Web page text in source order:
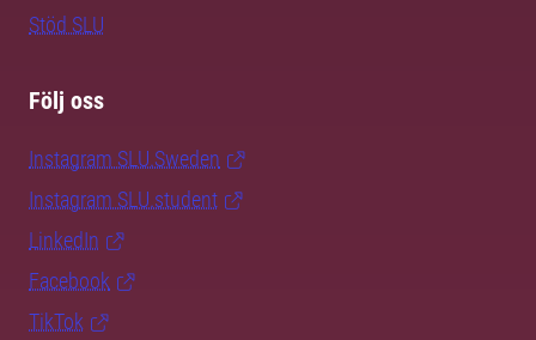
Stöd SLU
Följ oss
Instagram SLU.Sweden
Instagram SLU.student
LinkedIn
Facebook
TikTok